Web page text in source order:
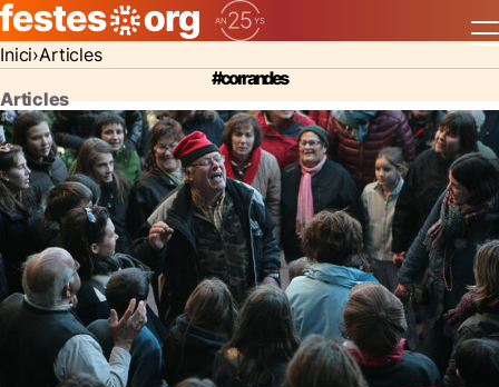
Inici Articles
#corrandes
Articles